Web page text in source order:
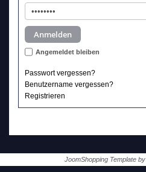
Angemeldet bleiben
Passwort vergessen?
Benutzername vergessen?
Registrieren
JoomShopping Template by